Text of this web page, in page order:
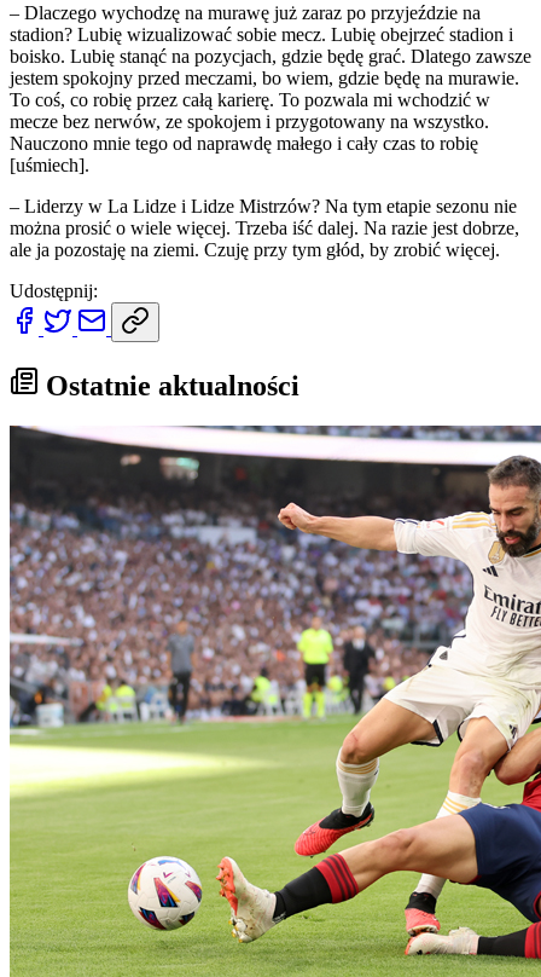
– Dlaczego wychodzę na murawę już zaraz po przyjeździe na
stadion? Lubię wizualizować sobie mecz. Lubię obejrzeć stadion i
boisko. Lubię stanąć na pozycjach, gdzie będę grać. Dlatego zawsze
jestem spokojny przed meczami, bo wiem, gdzie będę na murawie.
To coś, co robię przez całą karierę. To pozwala mi wchodzić w
mecze bez nerwów, ze spokojem i przygotowany na wszystko.
Nauczono mnie tego od naprawdę małego i cały czas to robię
[uśmiech].
– Liderzy w La Lidze i Lidze Mistrzów? Na tym etapie sezonu nie
można prosić o wiele więcej. Trzeba iść dalej. Na razie jest dobrze,
ale ja pozostaję na ziemi. Czuję przy tym głód, by zrobić więcej.
Udostępnij:
Ostatnie aktualności